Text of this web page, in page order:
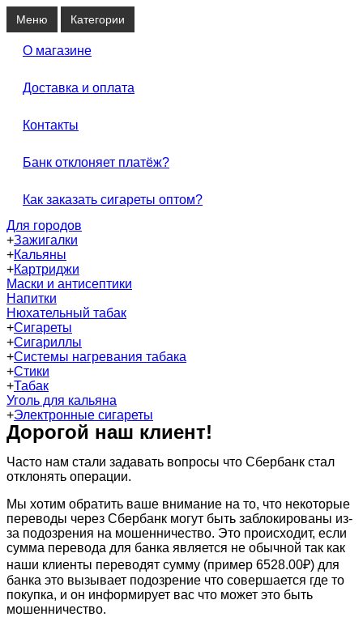
Меню Категории
О магазине
Доставка и оплата
Контакты
Банк отклоняет платёж?
Как заказать сигареты оптом?
Для городов
+Зажигалки
+Кальяны
+Картриджи
Маски и антисептики
Напитки
Нюхательный табак
+Сигареты
+Сигариллы
+Системы нагревания табака
+Стики
+Табак
Уголь для кальяна
+Электронные сигареты
Дорогой наш клиент!
Часто нам стали задавать вопросы что Сбербанк стал
отклонять операции.
Мы хотим обратить ваше внимание на то, что некоторые
переводы через Сбербанк могут быть заблокированы из-
за подозрения на мошенничество. Это происходит, если
сумма перевода для банка является не обычной так как
наши клиенты переводят сумму (пример 6528.00₽) для
банка это вызывает подозрение что совершается где то
покупка, и он информирует вас что может это быть
мошенничество.